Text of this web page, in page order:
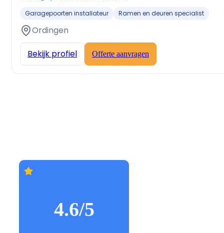
Garagepoorten installateur Ramen en deuren specialist
Ordingen
Bekijk profiel Offerte aanvragen
4.6/5